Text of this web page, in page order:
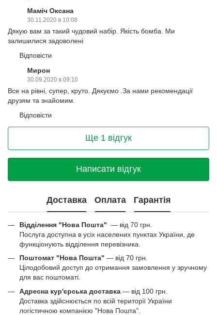
Маміч Оксана
30.11.2020 в 10:08
Дякую вам за такий чудовий набір. Якість бомба. Ми
залишилися задоволені
Відповісти
Мирон
30.09.2020 в 09:10
Все на рівні, супер, круто. Дякуємо .За нами рекомендації
друзям та знайомим.
Відповісти
Ще 1 відгук
Написати відгук
Доставка Оплата Гарантія
Відділення "Нова Пошта" — від 70 грн.
Послуга доступна в усіх населених пунктах України, де
функціонують відділення перевізника.
Поштомат "Нова Пошта" — від 70 грн.
Цілодобовий доступ до отримання замовлення у зручному
для вас поштоматі.
Адресна кур'єрська доставка — від 100 грн.
Доставка здійснюється по всій території України
логістичною компанією "Нова Пошта".